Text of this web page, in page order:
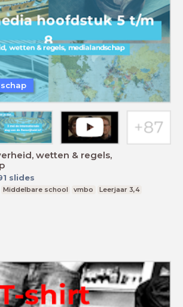
wetten & regels,
slides
Middelbare school vmbo Leerjaar 3,4